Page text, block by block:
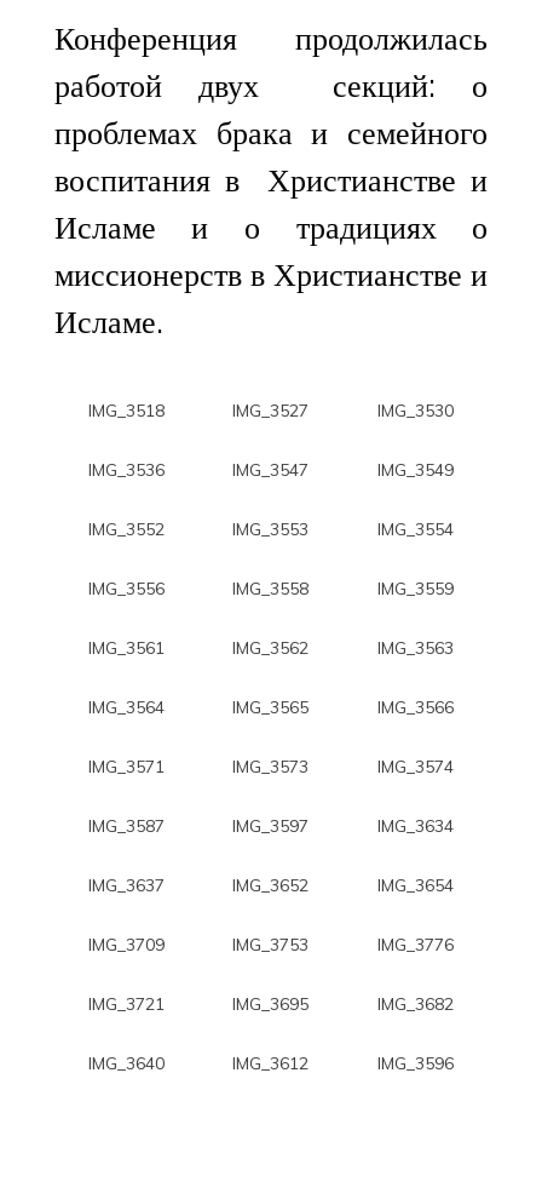
Конференция продолжилась
работой двух секций: о
проблемах брака и семейного
воспитания в Христианстве и
Исламе и о традициях о
миссионерств в Христианстве и
Исламе.
IMG_3518 IMG_3527 IMG_3530
IMG_3536 IMG_3547 IMG_3549
IMG_3552 IMG_3553 IMG_3554
IMG_3556 IMG_3558 IMG_3559
IMG_3561 IMG_3562 IMG_3563
IMG_3564 IMG_3565 IMG_3566
IMG_3571 IMG_3573 IMG_3574
IMG_3587 IMG_3597 IMG_3634
IMG_3637 IMG_3652 IMG_3654
IMG_3709 IMG_3753 IMG_3776
IMG_3721 IMG_3695 IMG_3682
IMG_3640 IMG_3612 IMG_3596